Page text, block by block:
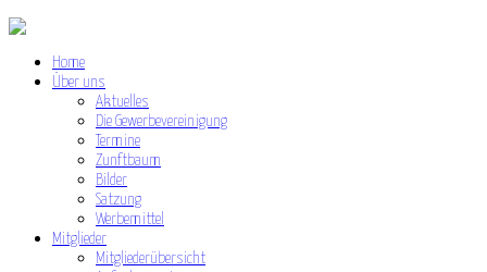
Home
Über uns
Aktuelles
Die Gewerbevereinigung
Termine
Zunftbaum
Bilder
Satzung
Werbemittel
Mitglieder
Mitgliederübersicht